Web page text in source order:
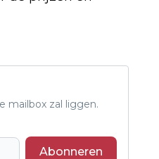
mailbox zal liggen.
Abonneren